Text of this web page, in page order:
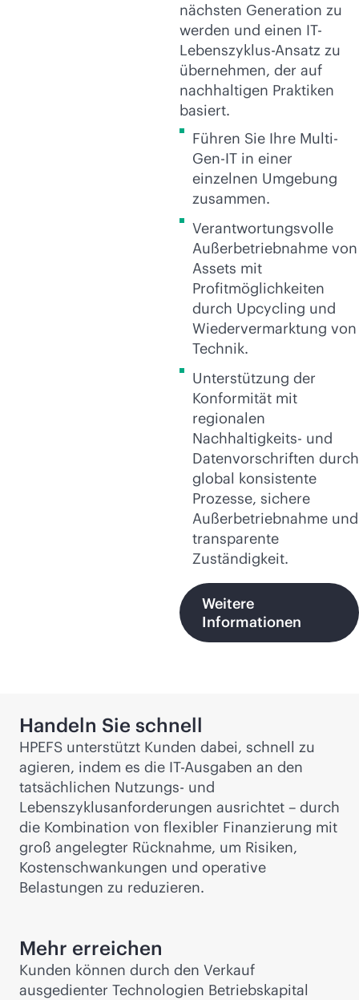
nächsten Generation zu
werden und einen IT-
Lebenszyklus-Ansatz zu
übernehmen, der auf
nachhaltigen Praktiken
basiert.
Führen Sie Ihre Multi-
Gen-IT in einer
einzelnen Umgebung
zusammen.
Verantwortungsvolle
Außerbetriebnahme von
Assets mit
Profitmöglichkeiten
durch Upcycling und
Wiedervermarktung von
Technik.
Unterstützung der
Konformität mit
regionalen
Nachhaltigkeits- und
Datenvorschriften durch
global konsistente
Prozesse, sichere
Außerbetriebnahme und
transparente
Zuständigkeit.
Weitere
Informationen
Handeln Sie schnell
HPEFS unterstützt Kunden dabei, schnell zu
agieren, indem es die IT-Ausgaben an den
tatsächlichen Nutzungs- und
Lebenszyklusanforderungen ausrichtet – durch
die Kombination von flexibler Finanzierung mit
groß angelegter Rücknahme, um Risiken,
Kostenschwankungen und operative
Belastungen zu reduzieren.
Mehr erreichen
Kunden können durch den Verkauf
ausgedienter Technologien Betriebskapital